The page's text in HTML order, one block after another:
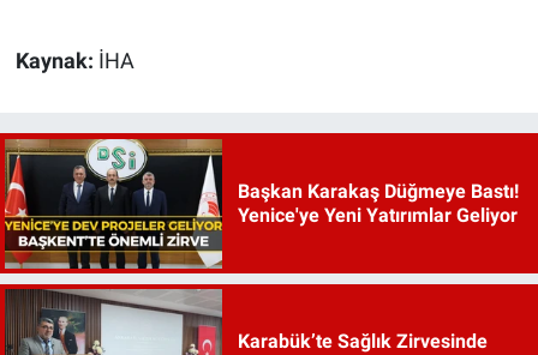
Kaynak: İHA
Başkan Karakaş Düğmeye Bastı!
Yenice'ye Yeni Yatırımlar Geliyor
Karabük’te Sağlık Zirvesinde